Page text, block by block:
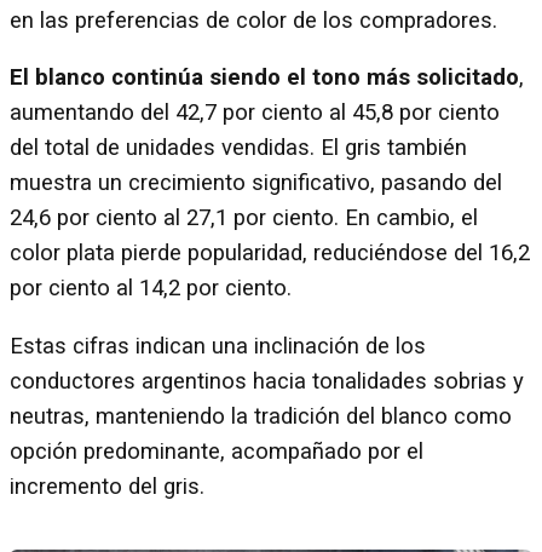
en las preferencias de color de los compradores.
El blanco continúa siendo el tono más solicitado,
aumentando del 42,7 por ciento al 45,8 por ciento
del total de unidades vendidas. El gris también
muestra un crecimiento significativo, pasando del
24,6 por ciento al 27,1 por ciento. En cambio, el
color plata pierde popularidad, reduciéndose del 16,2
por ciento al 14,2 por ciento.
Estas cifras indican una inclinación de los
conductores argentinos hacia tonalidades sobrias y
neutras, manteniendo la tradición del blanco como
opción predominante, acompañado por el
incremento del gris.